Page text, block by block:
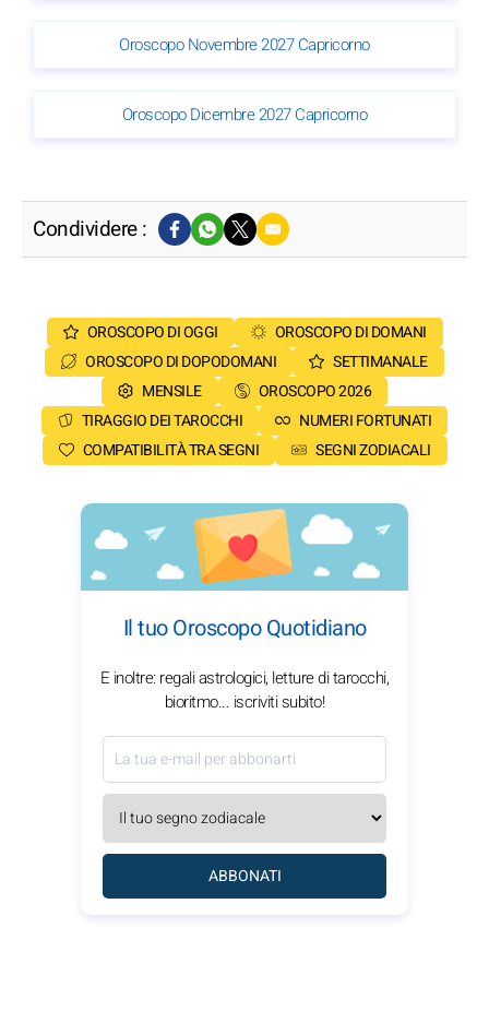
Oroscopo Novembre 2027 Capricorno
Oroscopo Dicembre 2027 Capricorno
Condividere :
OROSCOPO DI OGGI
OROSCOPO DI DOMANI
OROSCOPO DI DOPODOMANI
SETTIMANALE
MENSILE
OROSCOPO 2026
TIRAGGIO DEI TAROCCHI
NUMERI FORTUNATI
COMPATIBILITÀ TRA SEGNI
SEGNI ZODIACALI
Il tuo Oroscopo Quotidiano
E inoltre: regali astrologici, letture di tarocchi,
bioritmo... iscriviti subito!
ABBONATI